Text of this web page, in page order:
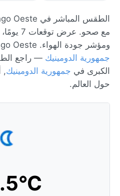
مع صحو.
ومؤشر جودة الهواء. Santo Domingo Oeste تقع في
جمهورية الدومينيك — راجع
الكبرى في جمهورية الدومينيك,
حول العالم.